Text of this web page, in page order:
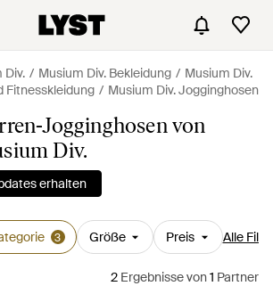
Div. Musium Div. Bekleidung
Musium Div.
Fitnesskleidung
Musium Div. Jogginghosen
Jogginghosen von
Div.
erhalten
3 Größe Preis Alle
2 Ergebnissevon1 Partner